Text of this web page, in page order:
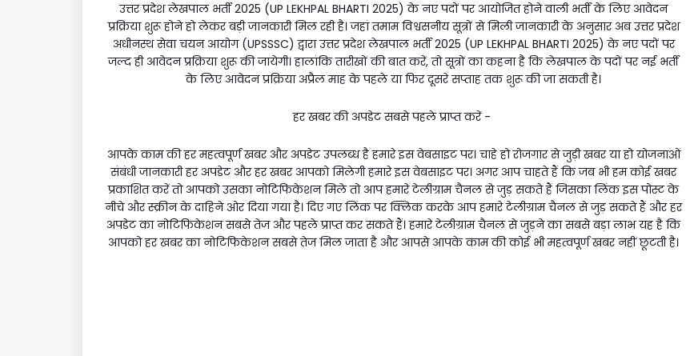
उत्तर प्रदेश लेखपाल भर्ती 2025 (UP LEKHPAL BHARTI 2025) के नए पदों पर आयोजित होने वाली भर्ती के लिए आवेदन
प्रक्रिया शुरू होने हो लेकर बड़ी जानकारी मिल रही है। जहां तमाम विश्वसनीय सूत्रों से मिली जानकारी के अनुसार अब उत्तर प्रदेश
अधीनस्थ सेवा चयन आयोग (UPSSSC) द्वारा उत्तर प्रदेश लेखपाल भर्ती 2025 (UP LEKHPAL BHARTI 2025) के नए पदों पर
जल्द ही आवेदन प्रक्रिया शुरू की जायेगी। हालांकि तारीखों की बात करें, तो सूत्रों का कहना है कि लेखपाल के पदों पर नई भर्ती
के लिए आवेदन प्रक्रिया अप्रैल माह के पहले या फिर दूसरे सप्ताह तक शुरू की जा सकती है।
हर खबर की अपडेट सबसे पहले प्राप्त करें -
आपके काम की हर महत्वपूर्ण खबर और अपडेट उपलब्ध है हमारे इस वेबसाइट पर। चाहे हो रोजगार से जुड़ी खबर या हो योजनाओं
संबंधी जानकारी हर अपडेट और हर खबर आपको मिलेगी हमारे इस वेबसाइट पर। अगर आप चाहते हैं कि जब भी हम कोई खबर
प्रकाशित करें तो आपको उसका नोटिफिकेशन मिले तो आप हमारे टेलीग्राम चैनल से जुड़ सकते हैं जिसका लिंक इस पोस्ट के
नीचे और स्क्रीन के दाहिने ओर दिया गया है। दिए गए लिंक पर क्लिक करके आप हमारे टेलीग्राम चैनल से जुड़ सकते हैं और हर
अपडेट का नोटिफिकेशन सबसे तेज और पहले प्राप्त कर सकते हैं। हमारे टेलीग्राम चैनल से जुड़ने का सबसे बड़ा लाभ यह है कि
आपको हर खबर का नोटिफिकेशन सबसे तेज मिल जाता है और आपसे आपके काम की कोई भी महत्वपूर्ण खबर नहीं छूटती है।